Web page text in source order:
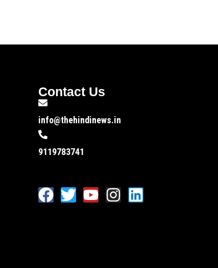
Contact Us
info@thehindinews.in
9119783741